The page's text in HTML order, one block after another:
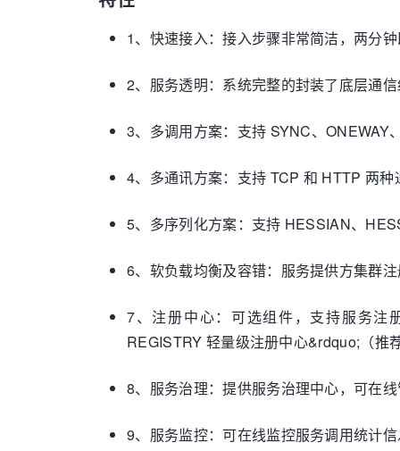
1、快速接入：接入步骤非常简洁，两分
2、服务透明：系统完整的封装了底层通
3、多调用方案：支持 SYNC、
4、多通讯方案：支持 TCP 和 HTTP 两
5、多序列化方案：支持 HESSIAN、
6、软负载均衡及容错：服务提供方集群
7、注册中心：可选组件，支持服务注
REGISTRY 轻量级注册中心&rdquo;（
8、服务治理：提供服务治理中心，可在
9、服务监控：可在线监控服务调用统计